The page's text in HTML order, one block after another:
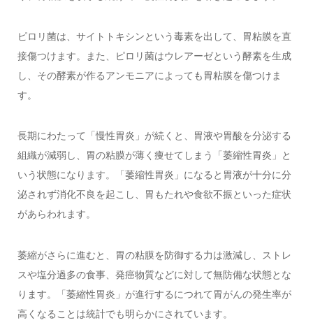
ピロリ菌は、サイトトキシンという毒素を出して、胃粘膜を直
接傷つけます。また、ピロリ菌はウレアーゼという酵素を生成
し、その酵素が作るアンモニアによっても胃粘膜を傷つけま
す。
長期にわたって「慢性胃炎」が続くと、胃液や胃酸を分泌する
組織が減弱し、胃の粘膜が薄く痩せてしまう「萎縮性胃炎」と
いう状態になります。「萎縮性胃炎」になると胃液が十分に分
泌されず消化不良を起こし、胃もたれや食欲不振といった症状
があらわれます。
萎縮がさらに進むと、胃の粘膜を防御する力は激減し、ストレ
スや塩分過多の食事、発癌物質などに対して無防備な状態とな
ります。「萎縮性胃炎」が進行するにつれて胃がんの発生率が
高くなることは統計でも明らかにされています。